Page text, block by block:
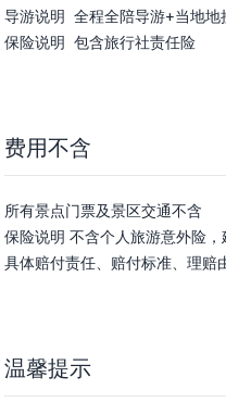
导游说明	全程全陪导游+当地地接导游讲解服务；
保险说明	包含旅行社责任险
费用不含
所有景点门票及景区交通不含
保险说明 不含个人旅游意外险
具体赔付责任、赔付标准、理赔
温馨提示